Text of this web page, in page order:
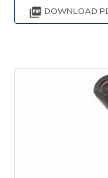
 DOWNLOAD